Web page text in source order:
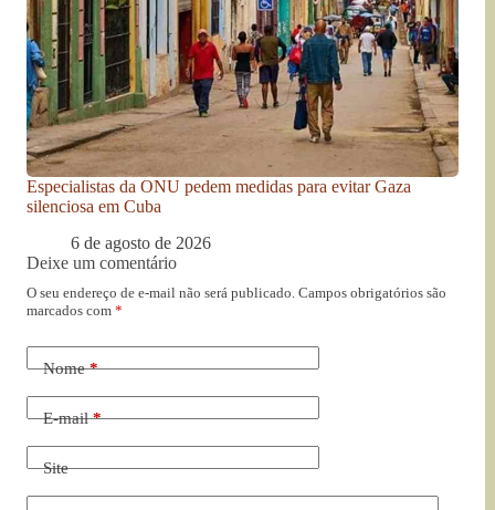
Especialistas da ONU pedem medidas para evitar Gaza
silenciosa em Cuba
6 de agosto de 2026
Deixe um comentário
O seu endereço de e-mail não será publicado. Campos obrigatórios são
marcados com *
Nome*
E-mail*
Site